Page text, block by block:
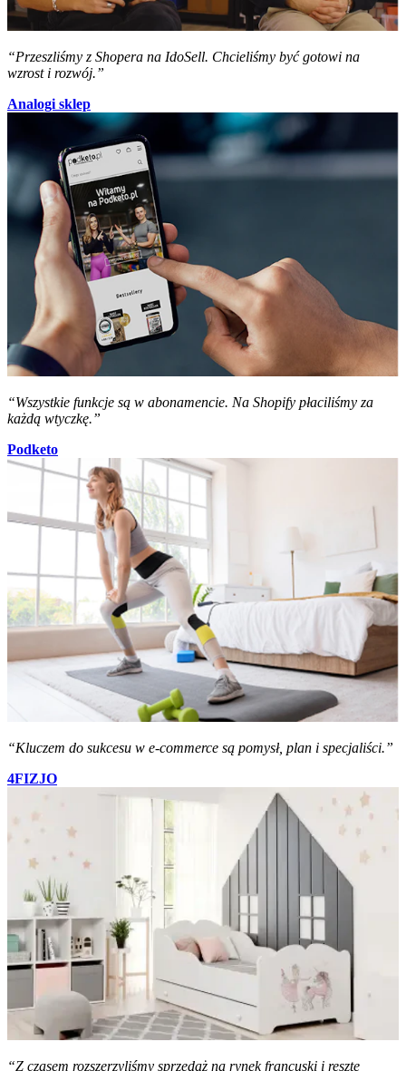
“Przeszliśmy z Shopera na IdoSell. Chcieliśmy być gotowi na
wzrost i rozwój.”
Analogi sklep
“Wszystkie funkcje są w abonamencie. Na Shopify płaciliśmy za
każdą wtyczkę.”
Podketo
“Kluczem do sukcesu w e-commerce są pomysł, plan i specjaliści.”
4FIZJO
“Z czasem rozszerzyliśmy sprzedaż na rynek francuski i resztę